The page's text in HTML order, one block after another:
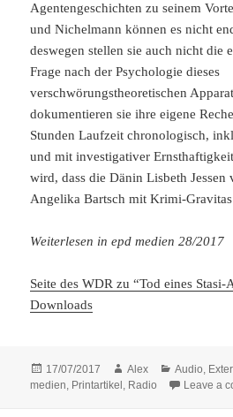
Agentengeschichten zu seinem
und Nichelmann können es nicht
deswegen stellen sie auch nicht die
Frage nach der Psychologie dieses
verschwörungstheoretischen
dokumentieren sie ihre eigene
Stunden Laufzeit chronologisch,
und mit investigativer
wird, dass die Dänin Lisbeth Jessen
Angelika Bartsch mit Krimi-
Weiterlesen in epd medien 28/2017
Seite des WDR zu “Tod eines Stasi-
Downloads
Posted
on
17/07/2017 Author
Alex Categories
Audio,
medien, Printartikel , Radio Leave a